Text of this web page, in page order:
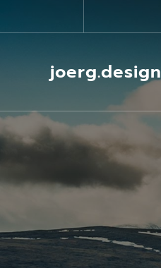
Inhalt
joerg.design